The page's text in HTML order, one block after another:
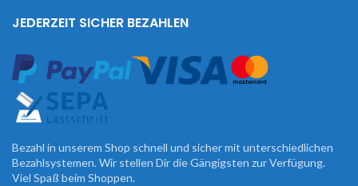
JEDERZEIT SICHER BEZAHLEN
Bezahl in unserem Shop schnell und sicher mit unterschiedlichen
Bezahlsystemen. Wir stellen Dir die Gängigsten zur Verfügung.
Viel Spaß beim Shoppen.